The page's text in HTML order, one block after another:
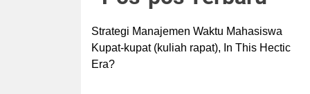
Strategi Manajemen Waktu Mahasiswa
Kupat-kupat (kuliah rapat), In This Hectic
Era?